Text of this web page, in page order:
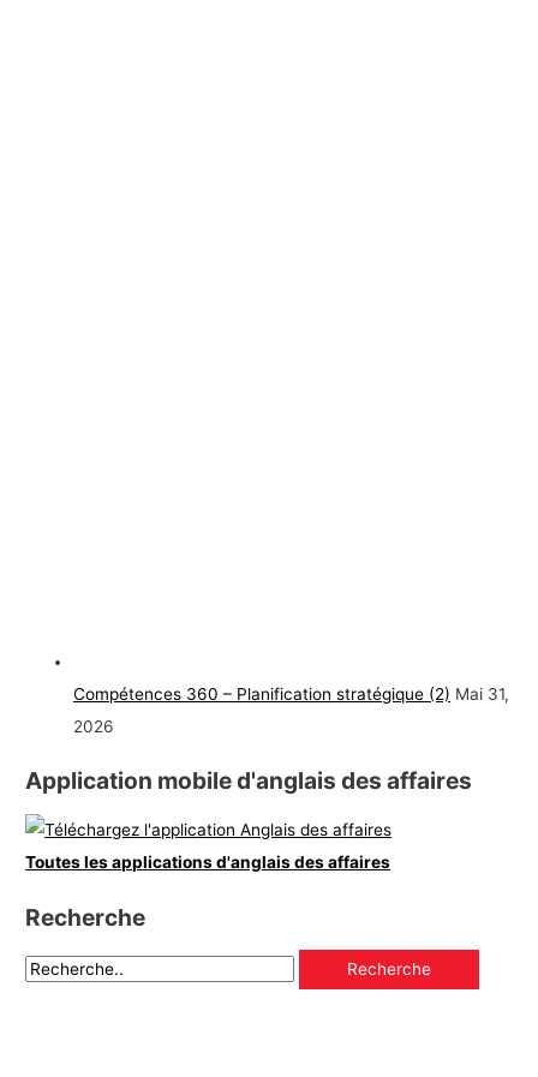
Compétences 360 – Planification stratégique (2) Mai 31,
2026
Application mobile d'anglais des affaires
Toutes les applications d'anglais des affaires
Recherche